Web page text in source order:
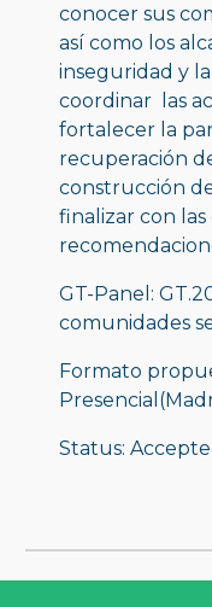
conocer sus
así como los
inseguridad y
coordinar  las
fortalecer la
recuperación
construcción
finalizar con
GT-Panel:
comunidades
Formato
Status: